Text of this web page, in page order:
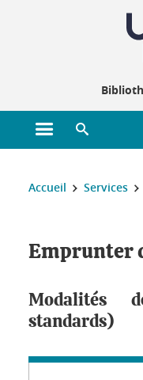
Ouvrir le menu
Vous êtes ici :
Accueil Services
Emprunter
Modalités
standards)